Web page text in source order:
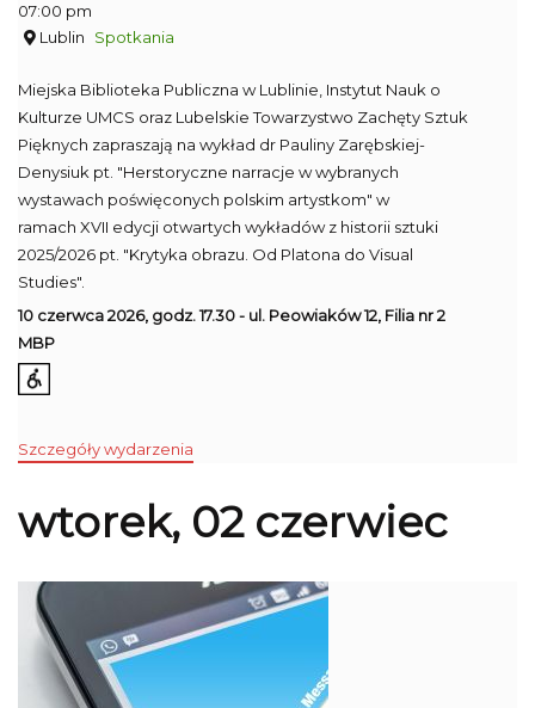
07:00 pm
Lublin
Spotkania
Miejska Biblioteka Publiczna w Lublinie, Instytut Nauk o
Kulturze UMCS oraz Lubelskie Towarzystwo Zachęty Sztuk
Pięknych zapraszają na wykład dr Pauliny Zarębskiej-
Denysiuk pt. "Herstoryczne narracje w wybranych
wystawach poświęconych polskim artystkom" w
ramach XVII edycji otwartych wykładów z historii sztuki
2025/2026 pt. "Krytyka obrazu. Od Platona do Visual
Studies".
10 czerwca 2026, godz. 17.30 - ul. Peowiaków 12, Filia nr 2
MBP
Szczegóły wydarzenia
wtorek, 02 czerwiec